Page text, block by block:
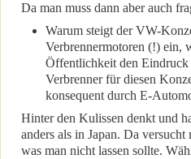
Da man muss dann aber auch
Warum steigt der VW-
Verbrennermotoren (!) ein,
Öffentlichkeit den Eindruck
Verbrenner für diesen
konsequent durch E-
Hinter den Kulissen denkt und
anders als in Japan. Da versucht
was man nicht lassen sollte.